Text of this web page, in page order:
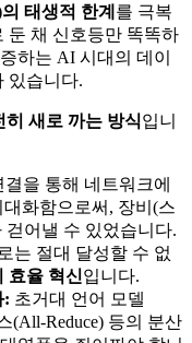
태생적 한계 를 극복
둔 채 신호등만 똑똑하
하는 AI 시대의 데이
있습니다.
새로 까는 방식입니
결을 통해 네트워크에
화함으로써, 장비(스
걷어낼 수 있었습니다.
는 절대 달성할 수 없
효율 혁신입니다.
: 초거대 언어 모델
(All-Reduce) 등의 분산